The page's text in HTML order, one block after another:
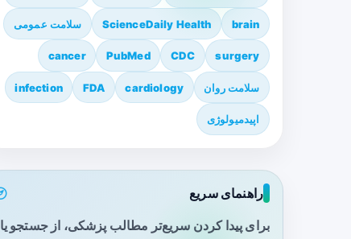
brain
ScienceDaily Health سلامت عمومی
surgery
CDC
PubMed
cancer
سلامت روان cardiology
FDA
infection
اپیدمیولوژی
راهنمای سریع
برای پیدا کردن سریع‌تر مطالب پزشکی، از جستجو یا